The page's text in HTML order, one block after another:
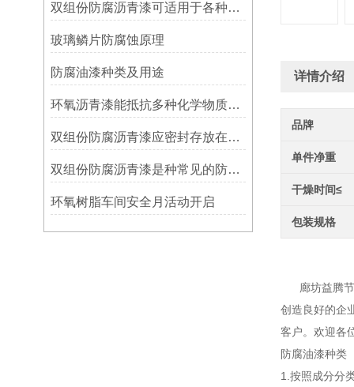
双组份防腐沥青漆可适用于各种材质的表面处理
玻璃鳞片防腐蚀原理
防腐油漆种类及用途
环氧沥青漆能抵抗多种化学物质的侵蚀
双组份防腐沥青漆应密封存放在阴凉、通风的地方
双组份防腐沥青漆是种常见的防腐涂料
环氧树脂车间安全月活动开启
详情介绍
品牌
单件净重
干燥时间≤
包装规格
廊坊益腾节
创造良好的企
客户。欢迎各
防腐油漆种类
1.按照成分分